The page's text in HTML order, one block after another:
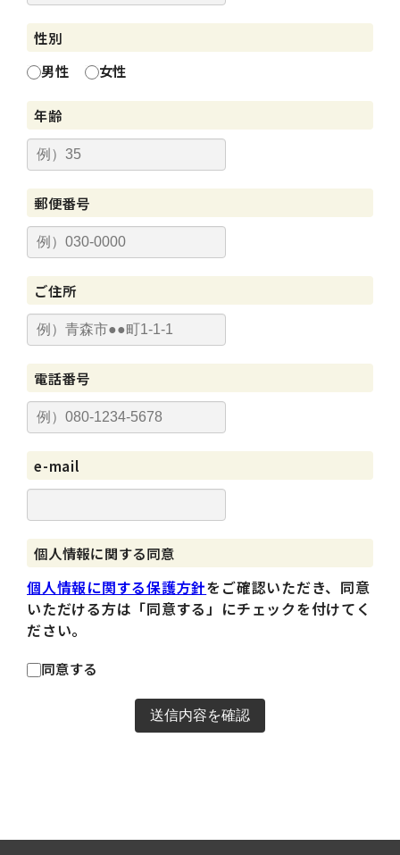
性別
男性
女性
年齢
郵便番号
ご住所
電話番号
e-mail
個人情報に関する同意
個人情報に関する保護方針をご確認いただき、同意
いただける方は「同意する」にチェックを付けてく
ださい。
同意する
送信内容を確認